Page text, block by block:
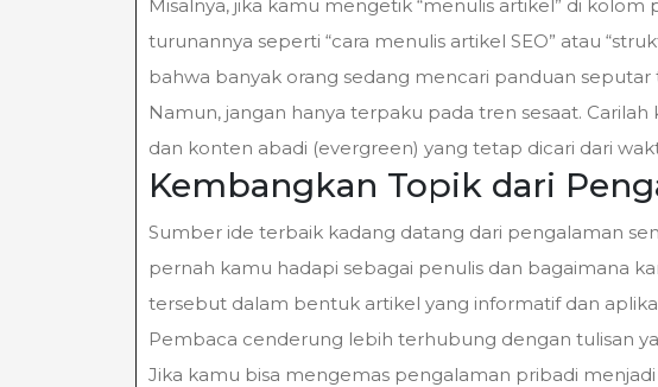
Misalnya, jika kamu mengetik “menulis artikel” di
turunannya seperti “cara menulis artikel SEO” atau
bahwa banyak orang sedang mencari panduan
Namun, jangan hanya terpaku pada tren sesaat.
dan konten abadi (evergreen) yang tetap dicari dari
Kembangkan Topik dari
Sumber ide terbaik kadang datang dari pengalaman
pernah kamu hadapi sebagai penulis dan bagaimana
tersebut dalam bentuk artikel yang informatif dan
Pembaca cenderung lebih terhubung dengan tulisan
Jika kamu bisa mengemas pengalaman pribadi